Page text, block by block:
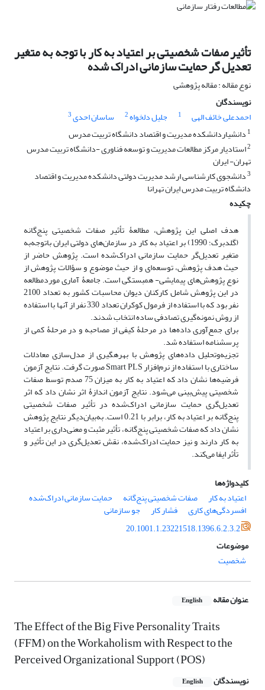
تأثیر صفات شخصیتی بر اعتیاد به کار با توجه به متغیر
تعدیل گر حمایت سازمانی ادراک شده
نوع مقاله : مقاله پژوهشی
نویسندگان
احمدعلی خائف الهی
1 جلیل دلخواه2 ساسان احدی3
1 دانشیاردانشکده مدیریت و اقتصاد دانشگاه تربیت مدرس
2استادیار مرکز مطالعات مدیریت و توسعه فناوری -دانشگاه تربیت مدرس
تهران- ایران
3دانشجوی کارشناسی ارشد مدیریت دولتی دانشکده مدیریت و اقتصاد
دانشگاه تربیت مدرس ایران تهرانا
چکیده
هدف اصلی این پژوهش، مطالعۀ تأثیر صفات شخصیتی پنج‌گانه
(گلدبرگ؛ 1990) بر اعتیاد به کار در سازمان‌های دولتی ایران با‌توجه‌به
متغیر تعدیل‌گر حمایت سازمانی ادراک‌شده است. پژوهش حاضر از
حیث هدف پژوهش، توسعه‌ای و از حیث موضوع و سؤالات پژوهش از
نوع پژوهش‌های پیمایشی- همبستگی است. جامعۀ آماری مورد‌مطالعه
در این پژوهش شامل کارکنان دیوان محاسبات کشور به تعداد 2100
نفر بود که با استفاده از فرمول کوکران تعداد 330 نفر از آنها با استفاده
از روش نمونه‌گیری تصادفی ساده انتخاب شدند.
برای جمع‌آوری داده‌ها در مرحلۀ کیفی از مصاحبه و در مرحلۀ کمی از
پرسشنامه استفاده شد.
تجزیه‌وتحلیل داده‌‌های پژوهش با بهره­گیری از مدل‌سازی معادلات
ساختاری با استفاده از نرم‌افزار Smart PLS صورت گرفت. نتایج آزمون
فرضیه‌ها نشان داد که اعتیاد به کار به میزان 75 صدم توسط صفات
شخصیتی پیش‌بینی می‌شود. نتایج آزمون اندازۀ اثر نشان داد که اثر
تعدیل‌گری حمایت سازمانی ادراک‌شده در تأثیر صفات شخصیتی
پنج‌گانه بر اعتیاد به کار، برابر با 0.21 است. به‌بیان‌دیگر نتایج پژوهش
نشان داد که صفات شخصیتی پنج‌گانه، تأثیر مثبت و معنی‌داری بر اعتیاد
به کار دارند و نیز حمایت ادراک‌شده، نقش تعدیل‌گری در این تأثیر و
تأثر ایفا می‌کند.
کلیدواژه‌ها
اعتیاد به کار
صفات شخصیتی پنج‌گانه حمایت سازمانی ادراک‌شده
افسردگی‌های کاری فشار کار
جو سازمانی
20.1001.1.23221518.1396.6.2.3.2
موضوعات
شخصیت
عنوان مقاله English
The Effect of the Big Five Personality Traits
(FFM) on the Workaholism with Respect to the
Perceived Organizational Support (POS)
نویسندگان English